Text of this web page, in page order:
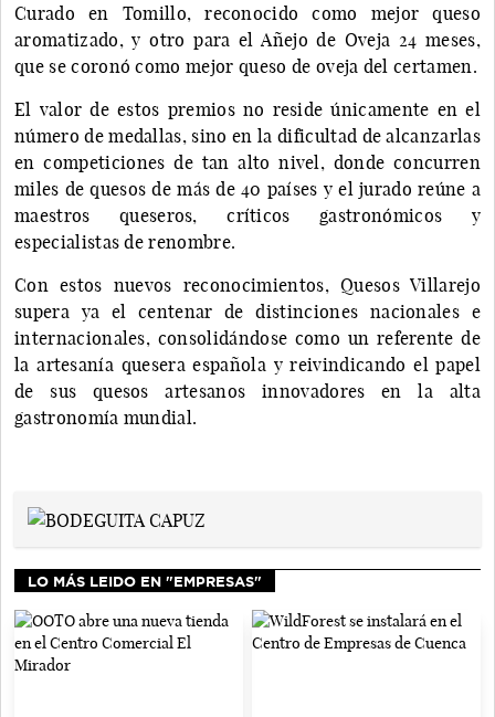
Curado en Tomillo, reconocido como mejor queso
aromatizado, y otro para el Añejo de Oveja 24 meses,
que se coronó como mejor queso de oveja del certamen.
El valor de estos premios no reside únicamente en el
número de medallas, sino en la dificultad de alcanzarlas
en competiciones de tan alto nivel, donde concurren
miles de quesos de más de 40 países y el jurado reúne a
maestros queseros, críticos gastronómicos y
especialistas de renombre.
Con estos nuevos reconocimientos, Quesos Villarejo
supera ya el centenar de distinciones nacionales e
internacionales, consolidándose como un referente de
la artesanía quesera española y reivindicando el papel
de sus quesos artesanos innovadores en la alta
gastronomía mundial.
LO MÁS LEIDO EN "EMPRESAS"